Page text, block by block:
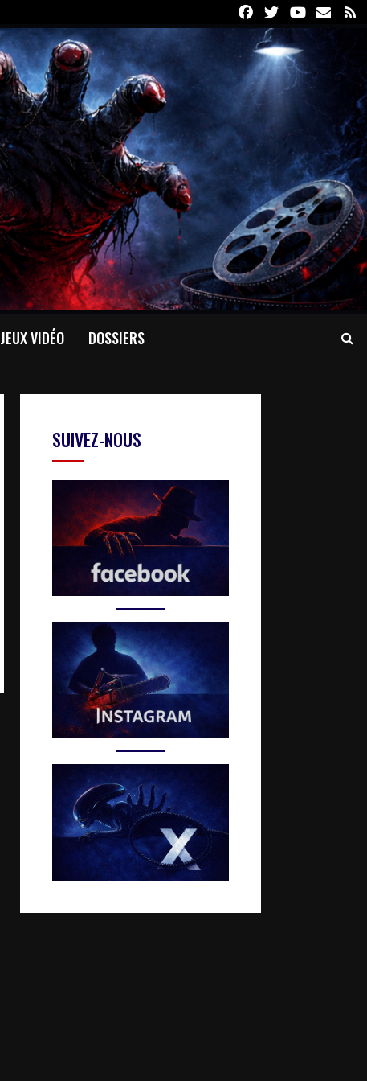
FacebookTwitterYoutube
Email
JEUX VIDÉO DOSSIERS
SUIVEZ-NOUS